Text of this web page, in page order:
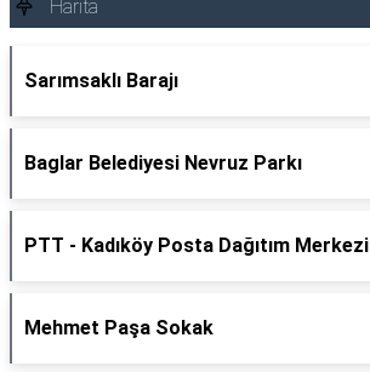
Harita
Sarımsaklı Barajı
Baglar Belediyesi Nevruz Parkı
PTT - Kadıköy Posta Dağıtım Merkezi
Mehmet Paşa Sokak